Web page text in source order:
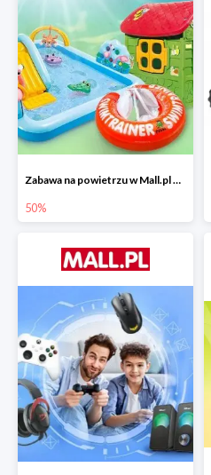
Zabawa na powietrzu w Mall.pl do -50%
50%